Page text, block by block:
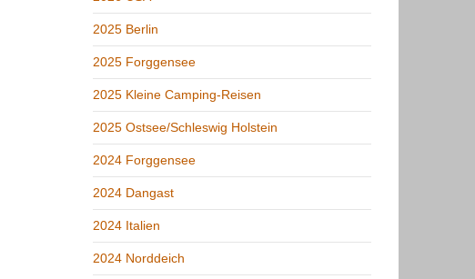
2025 Berlin
2025 Forggensee
2025 Kleine Camping-Reisen
2025 Ostsee/Schleswig Holstein
2024 Forggensee
2024 Dangast
2024 Italien
2024 Norddeich